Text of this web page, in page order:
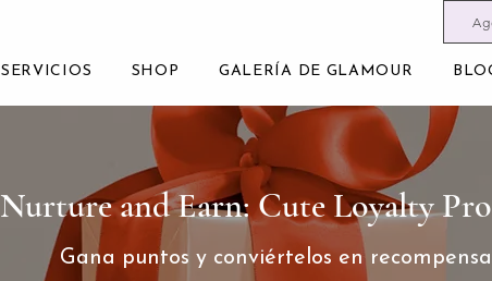
SERVICIOS SHOP GALERÍA DE GLAMOUR
Nurture and Earn: Cute Loyalty
Gana puntos y conviértelos en